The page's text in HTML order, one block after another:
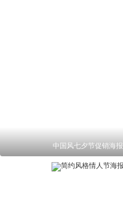
中国风七夕节促销海报